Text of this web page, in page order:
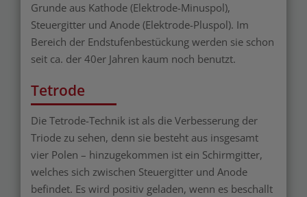
Grunde aus Kathode (Elektrode-Minuspol),
Steuergitter und Anode (Elektrode-Pluspol). Im
Bereich der Endstufenbestückung werden sie schon
seit ca. der 40er Jahren kaum noch benutzt.
Tetrode
Die Tetrode-Technik ist als die Verbesserung der
Triode zu sehen, denn sie besteht aus insgesamt
vier Polen – hinzugekommen ist ein Schirmgitter,
welches sich zwischen Steuergitter und Anode
befindet. Es wird positiv geladen, wenn es beschallt